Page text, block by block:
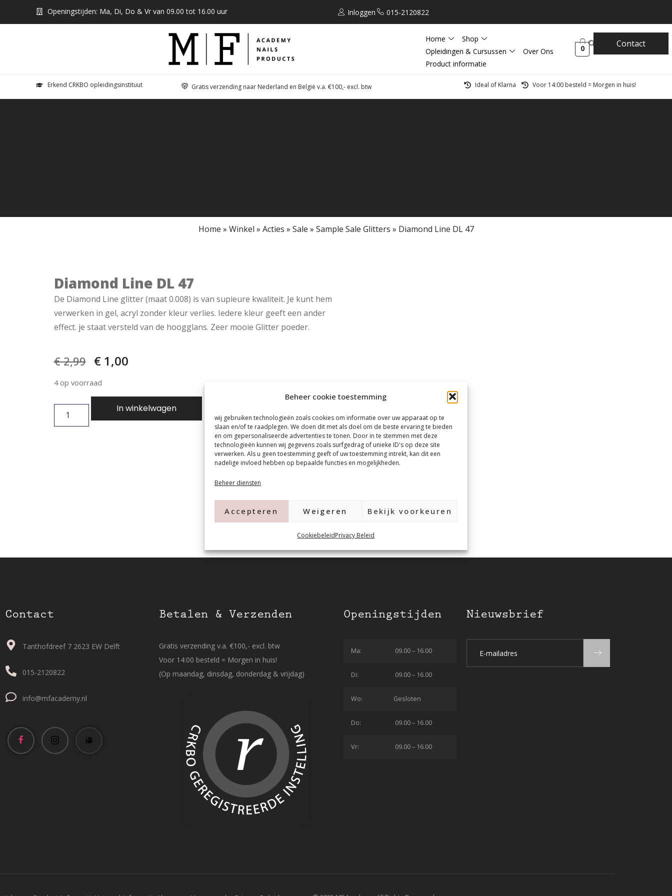
Beheer cookie toestemming
wij gebruiken technologieën zoals cookies om informatie over uw apparaat op te
slaan en/of te raadplegen. We doen dit met als doel om de beste ervaring te bieden
en om gepersonaliseerde advertenties te tonen. Door in te stemmen met deze
technologieën kunnen wij gegevens zoals surfgedrag of unieke ID's op deze site
verwerken. Als u geen toestemming geeft of uw toestemming intrekt, kan dit een
nadelige invloed hebben op bepaalde functies en mogelijkheden.
Beheer diensten
Accepteren Weigeren Bekijk voorkeuren
CookiebeleidPrivacy Beleid
Openingstijden: Ma, Di, Do & Vr van 09.00 tot 16.00 uur Inloggen 015-2120822
Home
Shop
Opleidingen & Cursussen
Over Ons
Product informatie
0 Contact
Erkend CRKBO opleidingsinstituut Gratis verzending naar Nederland en België v.a. €100,- excl. btw Ideal of Klarna Voor 14:00 besteld = Morgen in huis!
Home » Winkel » Acties » Sale » Sample Sale Glitters » Diamond Line DL 47
Diamond Line DL 47
De Diamond Line glitter (maat 0.008) is van supieure kwaliteit. Je kunt hem
verwerken in gel, acryl zonder kleur verlies. Iedere kleur geeft een ander
effect. je staat versteld van de hoogglans. Zeer mooie Glitter poeder.
€2,99 €1,00
4 op voorraad
In winkelwagen
Contact
Tanthofdreef 7 2623 EW Delft
015-2120822
info@mfacademy.nl
Betalen & Verzenden
Gratis verzending v.a. €100,- excl. btw
Voor 14:00 besteld = Morgen in huis!
(Op maandag, dinsdag, donderdag & vrijdag)
Openingstijden
Ma: 09.00 – 16.00
Di: 09.00 – 16.00
Wo: Gesloten
Do: 09.00 – 16.00
Vr: 09.00 – 16.00
Nieuwsbrief